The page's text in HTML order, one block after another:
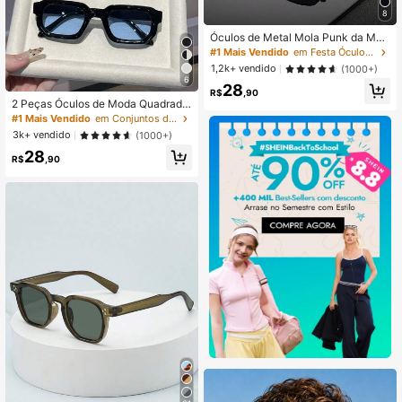
6
2 Peças Óculos de Moda Quadrado
s Retrô Masculinos, Armação Pequ
ena, Para Rua, Uso Diário, Foto, Cic
lismo, Praia, Férias, Presente, Festa,
Natal, Estética Y2K
#1 Mais Vendido
em Conjuntos de óculos masculinos
3k+ vendido
(1000+)
R$28 ,90
8
Óculos de Metal Mola Punk da Mod
a, Armação Grande, Adequado para
Uso Externo e Viagens
#1 Mais Vendido
em Festa Óculos Masculinos e Acessórios para Óculo
1,2k+ vendido
(1000+)
R$28 ,90